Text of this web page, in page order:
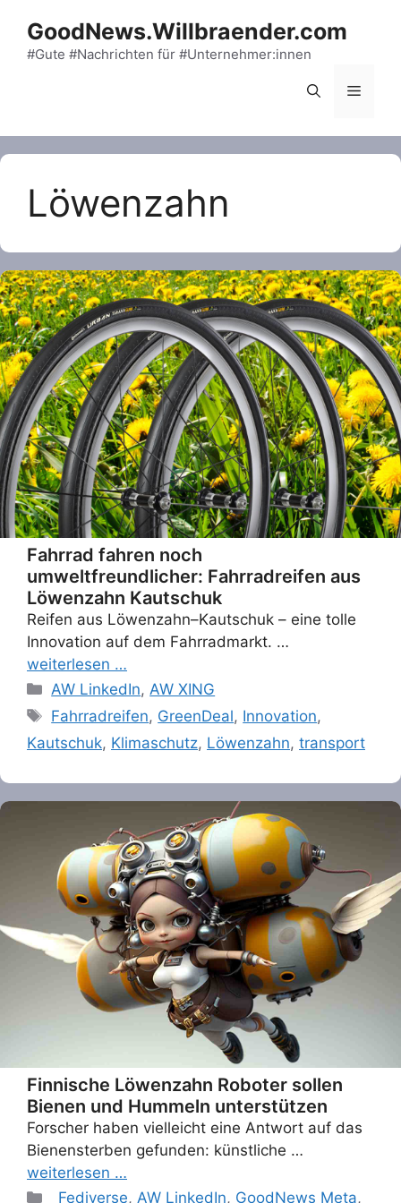
content
GoodNews.Willbraender.com
#Gute #Nachrichten für #Unternehmer:innen
Menu
Löwenzahn
Fahrrad fahren noch
umweltfreundlicher: Fahrradreifen aus
Löwenzahn Kautschuk
Reifen aus Löwenzahn–Kautschuk – eine tolle
Innovation auf dem Fahrradmarkt. …
weiterlesen …
Categories
AW LinkedIn, AW XING
Tags
Fahrradreifen, GreenDeal, Innovation,
Kautschuk, Klimaschutz, Löwenzahn, transport
Finnische Löwenzahn Roboter sollen
Bienen und Hummeln unterstützen
Forscher haben vielleicht eine Antwort auf das
Bienensterben gefunden: künstliche …
weiterlesen …
Categories
_Fediverse,AW LinkedIn, GoodNews Meta,